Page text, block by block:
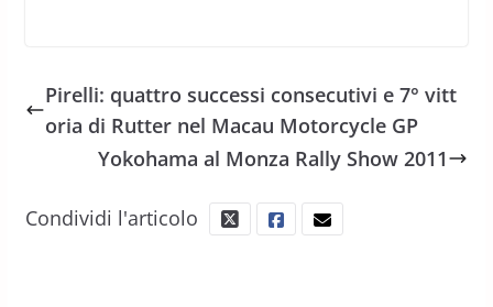
Pirelli: quattro successi consecutivi e 7° vitt
oria di Rutter nel Macau Motorcycle GP
Yokohama al Monza Rally Show 2011
Condividi l'articolo